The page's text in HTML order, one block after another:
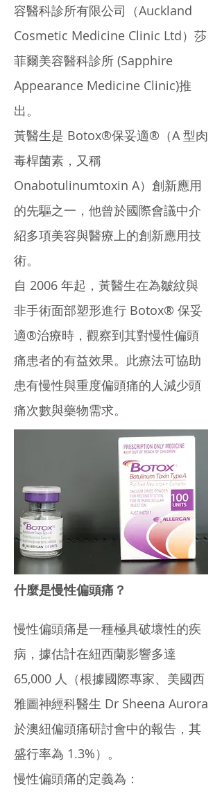
容醫科診所有限公司（Auckland
Cosmetic Medicine Clinic Ltd）莎
菲爾美容醫科診所 (Sapphire
Appearance Medicine Clinic)推
出。
黃醫生是 Botox®保妥適®（A 型肉
毒桿菌素，又稱
Onabotulinumtoxin A）創新應用
的先驅之一，他曾於國際會議中介
紹多項美容與醫療上的創新應用技
術。
自 2006 年起，黃醫生在為皺紋與
非手術面部塑形進行 Botox® 保妥
適®治療時，觀察到其對慢性偏頭
痛患者的有益效果。此療法可協助
患有慢性與重度偏頭痛的人減少頭
痛次數與藥物需求。
什麼是慢性偏頭痛？
慢性偏頭痛是一種極具破壞性的疾
病，據估計在紐西蘭影響多達
65,000 人（根據國際專家、美國西
雅圖神經科醫生 Dr Sheena Aurora
於澳紐偏頭痛研討會中的報告，其
盛行率為 1.3%）。
慢性偏頭痛的定義為：